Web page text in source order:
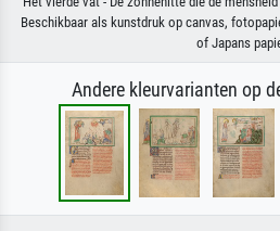
Beschikbaar als kunstdruk op canvas,
of Japans
Andere kleurvarianten op